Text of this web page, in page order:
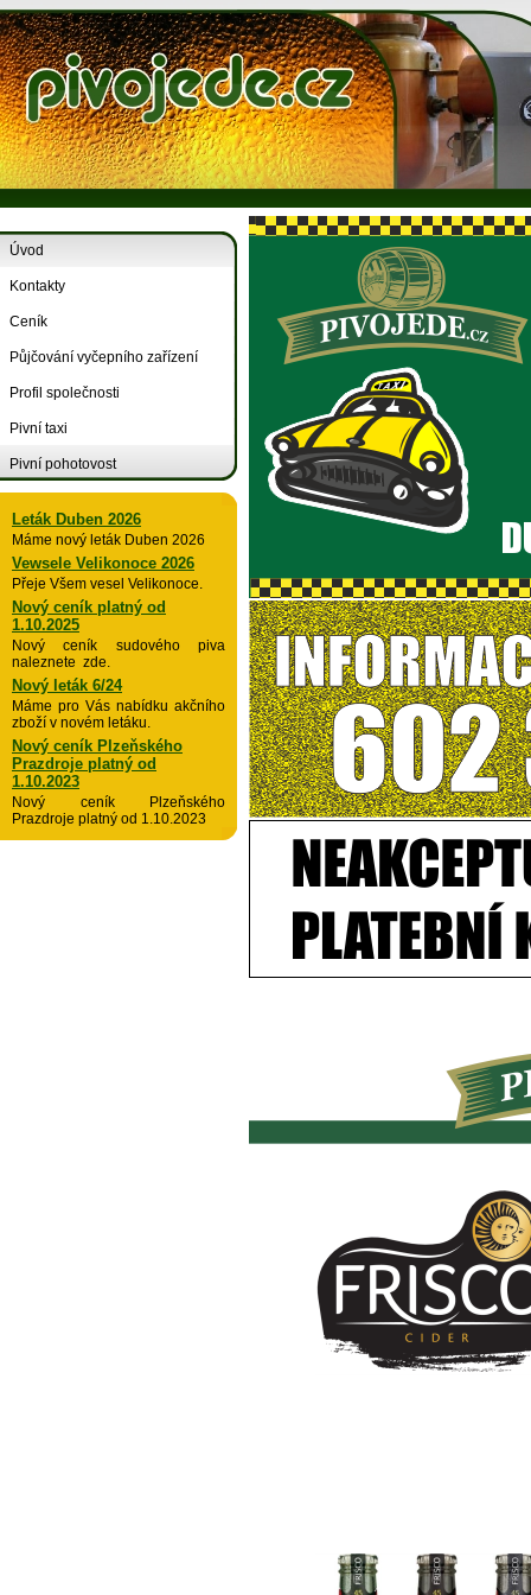
Úvod
Kontakty
Ceník
Půjčování vyčepního zařízení
Profil společnosti
Pivní taxi
Pivní pohotovost
Leták Duben 2026
Máme nový leták Duben 2026
Vewsele Velikonoce 2026
Přeje Všem vesel Velikonoce.
Nový ceník platný od
1.10.2025
Nový ceník sudového piva
naleznete zde.
Nový leták 6/24
Máme pro Vás nabídku akčního
zboží v novém letáku.
Nový ceník Plzeňského
Prazdroje platný od
1.10.2023
Nový ceník Plzeňského
Prazdroje platný od 1.10.2023